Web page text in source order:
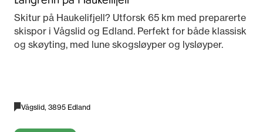
Skitur på Haukelifjell? Utforsk 65 km med preparerte
skispor i Vågslid og Edland. Perfekt for både klassisk
og skøyting, med lune skogsløyper og lysløyper.
Vågslid, 3895 Edland